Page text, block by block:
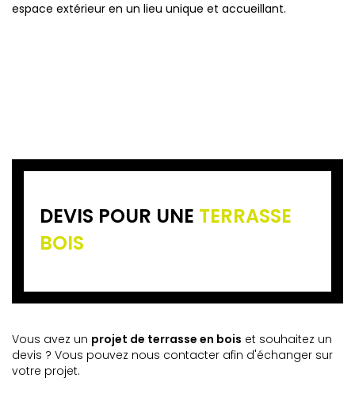
espace extérieur en un lieu unique et accueillant.
DEVIS POUR UNE TERRASSE
BOIS
Vous avez un projet de terrasse en bois et souhaitez un
devis ? Vous pouvez nous contacter afin d'échanger sur
votre projet.